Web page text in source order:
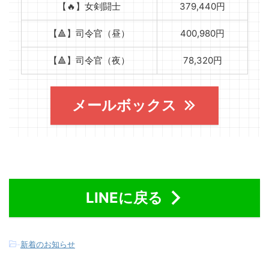
【🔥】女剣闘士 379,440円
【🔺】司令官（昼） 400,980円
【🔺】司令官（夜） 78,320円
メールボックス
LINEに戻る
-新着のお知らせ